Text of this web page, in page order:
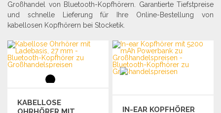
Großhandel von Bluetooth-Kopfhörern. Garantierte Tiefstpreise
und schnelle Lieferung für Ihre Online-Bestellung von
kabellosen Kopfhörern bei Stocketik.
KABELLOSE
IN-EAR KOPFHÖRER